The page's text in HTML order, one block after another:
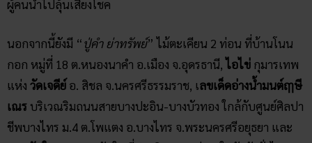
ผู้คนนำไปลุ้นเสี่ยงโชค
นอกจากนี้ยังมี “ปู่คำ ย่าทรัพย์” ไม้ตะเคียน 2 ท่อน ที่บ้านโนน
กอก หมู่ที่ 18 ต.หนองนาคำ อ.เมือง จ.อุดรธานี,ไอไข่ กุมารเทพ
แห่ง วัดเจดีย์อ. สิชล จ.นครศรีธรรมราช, เลขเด็ดอ่างน้ำมนต์ฤๅษี
เณร บริเวณริมถนนสายบางปะอิน-บางบัวทอง ใกล้กับศูนย์ศิลปา
ชีพบางไทร ม.4 ต.โพแตง อ.บางไทร จ.พระนครศรีอยุธยา และ